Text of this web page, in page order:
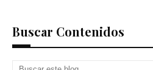
Buscar Contenidos